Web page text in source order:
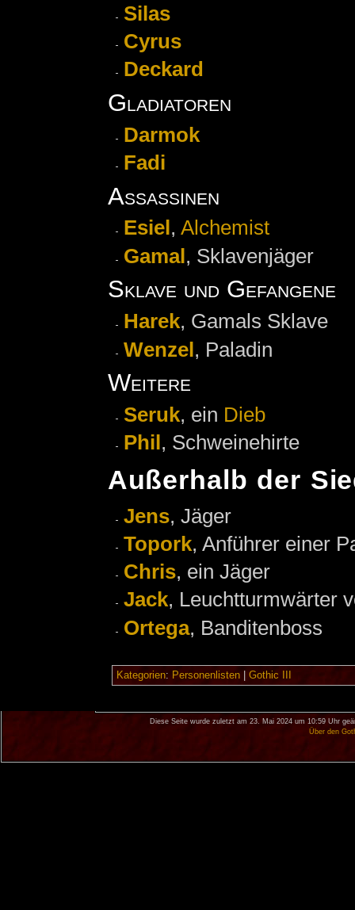
Silas
Cyrus
Deckard
Gladiatoren
Darmok
Fadi
Assassinen
Esiel, Alchemist
Gamal, Sklavenjäger
Sklave und Gefangene
Harek, Gamals Sklave
Wenzel, Paladin
Weitere
Seruk, ein Dieb
Phil, Schweinehirte
Außerhalb der
Jens, Jäger
Topork, Anführer einer
Chris, ein Jäger
Jack, Leuchtturmwärter
Ortega, Banditenboss
Kategorien: Personenlisten| Gothic III
Diese Seite wurde zuletzt am 23. Mai 2024 um 10:59 Uhr
Über den